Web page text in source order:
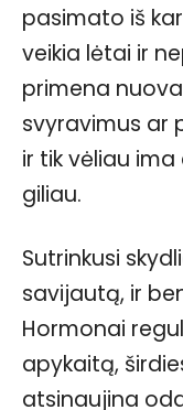
pasimato iš
veikia lėtai ir
primena
svyravimus ar
ir tik vėliau
giliau.
Sutrinkusi
savijautą, ir
Hormonai
apykaitą,
atsinaujina